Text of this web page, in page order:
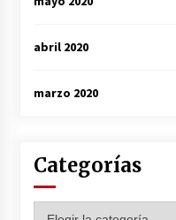
abril 2020
marzo 2020
Categorías